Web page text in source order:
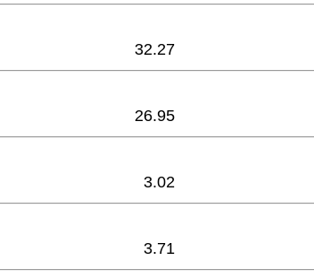
32.27
26.95
3.02
3.71